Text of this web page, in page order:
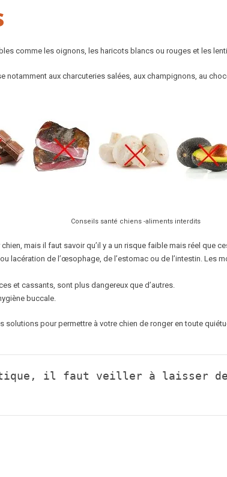
comme les oignons, les haricots blancs ou rouges et les
aux charcuteries salées, aux champignons, au
Conseils santé chiens -aliments interdits
mais il faut savoir qu’il y a un risque faible mais réel que
lacération de l’œsophage, de l’estomac ou de l’intestin. Les
et cassants, sont plus dangereux que d’autres.
buccale.
solutions pour permettre à votre chien de ronger en toute
il faut veiller à laisser